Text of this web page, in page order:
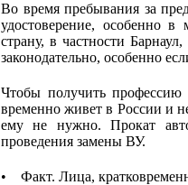
Во время пребывания за
удостоверение, особенно
страну, в частности
законодательно, особенно
Чтобы получить
временно живет в России и
ему не нужно. Прокат
проведения замены ВУ.
• Факт. Лица,